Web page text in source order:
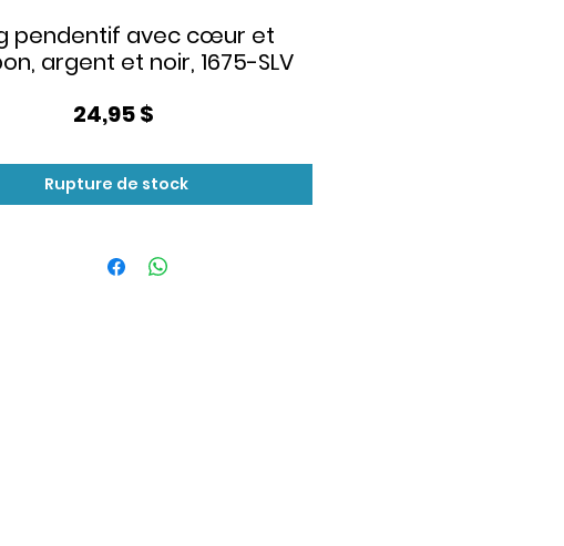
pendentif avec cœur et
argent et noir, 1675-SLV
24,95 $Prix
Rupture de stock